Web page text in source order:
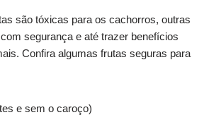
são tóxicas para os cachorros, outras
segurança e até trazer benefícios
Confira algumas frutas seguras para
e sem o caroço)